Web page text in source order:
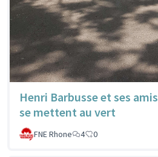
Henri Barbusse et ses amis
se mettent au vert
FNE Rhone
4 0